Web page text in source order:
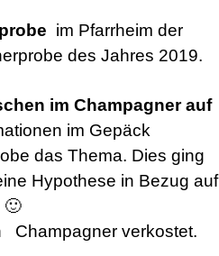
im Pfarrheim der
des Jahres 2019.
im Champagner auf
im Gepäck
das Thema. Dies ging
Hypothese in Bezug auf
🙂
Champagner verkostet.